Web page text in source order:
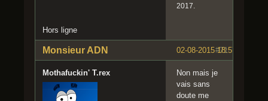
2017.
Hors ligne
#71
02-08-2015 18:57:18
Monsieur ADN
Mothafuckin' T.rex
Non mais je
vais sans
doute me